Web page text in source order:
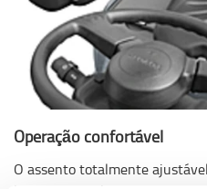
Operação confortável
O assento totalmente